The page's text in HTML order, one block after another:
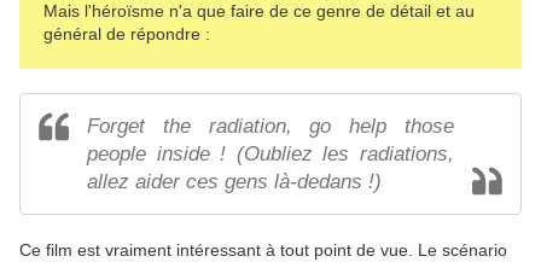
Mais l'héroïsme n'a que faire de ce genre de détail et au
général de répondre :
Forget the radiation, go help those
people inside ! (Oubliez les radiations,
allez aider ces gens là-dedans !)
Ce film est vraiment intéressant à tout point de vue. Le scénario